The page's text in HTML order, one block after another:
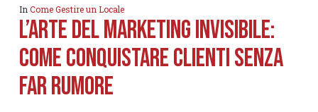
InCome Gestire un Locale
L’Arte del marketing Invisibile:
Come Conquistare Clienti Senza
Far Rumore